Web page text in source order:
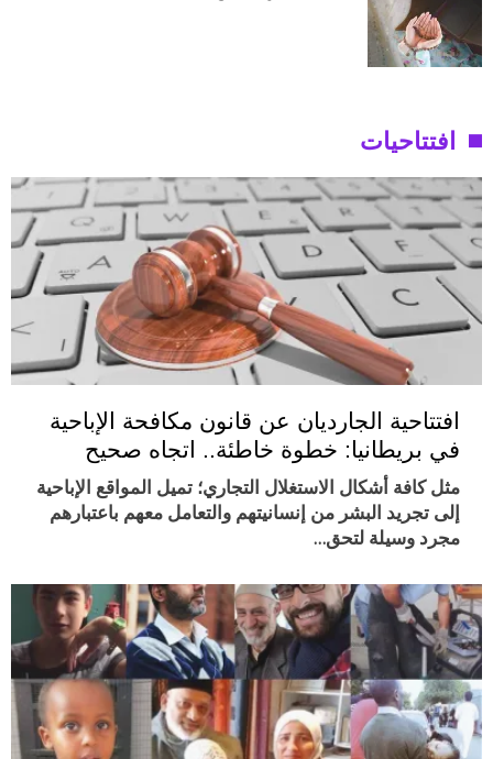
افتتاحيات
افتتاحية الجارديان عن قانون مكافحة الإباحية
في بريطانيا: خطوة خاطئة.. اتجاه صحيح
مثل كافة أشكال الاستغلال التجاري؛ تميل المواقع الإباحية
إلى تجريد البشر من إنسانيتهم والتعامل معهم باعتبارهم
مجرد وسيلة لتحق…